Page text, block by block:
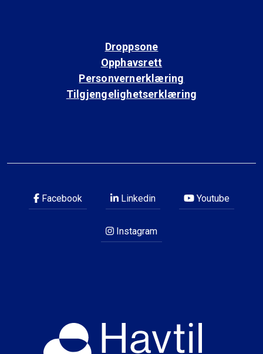
Droppsone
Opphavsrett
Personvernerklæring
Tilgjengelighetserklæring
Facebook Linkedin Youtube
Instagram